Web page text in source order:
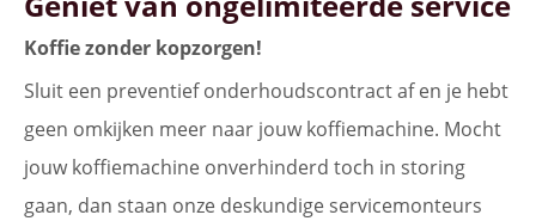
Koffie zonder kopzorgen!
Sluit een preventief onderhoudscontract af en je hebt
geen omkijken meer naar jouw koffiemachine. Mocht
jouw koffiemachine onverhinderd toch in storing
gaan, dan staan onze deskundige servicemonteurs